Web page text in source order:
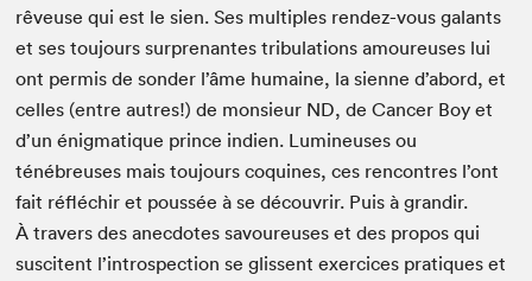
rêveuse qui est le sien. Ses mul­ti­ples ren­dez-vous galants
et ses tou­jours sur­prenantes tribu­la­tions amoureuses lui
ont per­mis de son­der l’âme humaine, la sienne d’abord, et
celles (entre autres!) de mon­sieur ND, de Can­cer Boy et
d’un énig­ma­tique prince indi­en. Lumineuses ou
ténébreuses mais tou­jours coquines, ces ren­con­tres l’ont
fait réfléchir et poussée à se décou­vrir. Puis à grandir.
À tra­vers des anec­dotes savoureuses et des pro­pos qui
sus­ci­tent l’introspection se glis­sent exer­ci­ces pra­tiques et